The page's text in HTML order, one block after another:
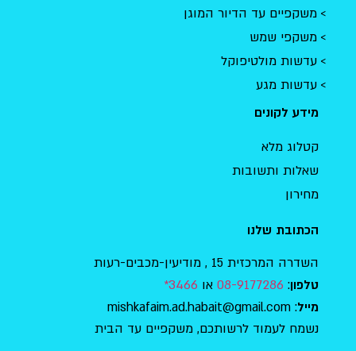
משקפיים עד הדיור המוגן
משקפי שמש
עדשות מולטיפוקל
עדשות מגע
מידע לקונים
קטלוג מלא
שאלות ותשובות
מחירון
הכתובת שלנו
השדרה המרכזית 15 , מודיעין-מכבים-רעות
טלפון:
08-9177286 או 3466*
מייל: mishkafaim.ad.habait@gmail.com
נשמח לעמוד לרשותכם, משקפיים עד הבית